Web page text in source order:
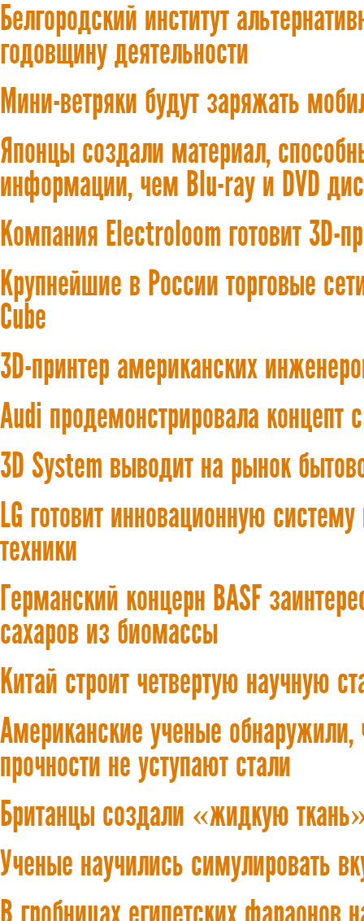
Белгородский институт
годовщину деятельности
Мини-ветряки будут заряжать
Японцы создали материал,
информации, чем Blu-ray и DVD
Компания Electroloom готовит 3D-
Крупнейшие в России торговые
Cube
3D-принтер американских
Audi продемонстрировала
3D System выводит на рынок
LG готовит инновационную
техники
Германский концерн BASF
сахаров из биомассы
Китай строит четвертую научную
Американские ученые
прочности не уступают стали
Британцы создали «жидкую
Ученые научились симулировать